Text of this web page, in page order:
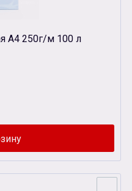
А4 250г/м 100 л